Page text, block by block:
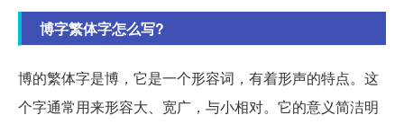
博字繁体字怎么写?
博的繁体字是博，它是一个形容词，有着形声的特点。这
个字通常用来形容大、宽广，与小相对。它的意义简洁明